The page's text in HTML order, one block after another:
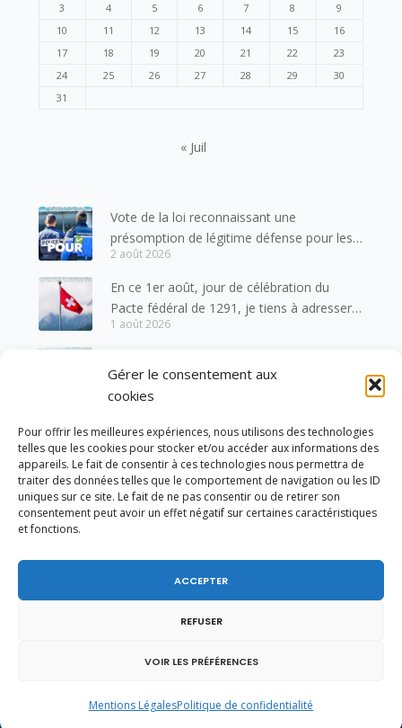
Gérer le consentement aux
cookies
Pour offrir les meilleures expériences, nous utilisons des technologies
telles que les cookies pour stocker et/ou accéder aux informations des
appareils. Le fait de consentir à ces technologies nous permettra de
traiter des données telles que le comportement de navigation ou les ID
uniques sur ce site. Le fait de ne pas consentir ou de retirer son
consentement peut avoir un effet négatif sur certaines caractéristiques
et fonctions.
ACCEPTER
REFUSER
VOIR LES PRÉFÉRENCES
Mentions LégalesPolitique de confidentialité
3
4 5 6 7 8
9
10
11 12 13 14 15
16
17
18 19 20 21 22
23
24
25 26 27 28 29
30
31
« Juil
Vote de la loi reconnaissant une
présomption de légitime défense pour les
forces de l’ordre
2 août 2026
En ce 1er août, jour de célébration du
Pacte fédéral de 1291, je tiens à adresser
mes meilleures salutations à nos voisins et
habitants du bassin genevois et de l’arc
lémanique, avec lesquels la Haute-Savoie
1 août 2026
Vulbens.
31 juillet 2026
Ouverture de la Parapharmacie Le Chardon
Bleu à Vulbens !
31 juillet 2026
J’ai voté en faveur de la proposition
de loi visant à mieux protéger les mineurs
sociaux.